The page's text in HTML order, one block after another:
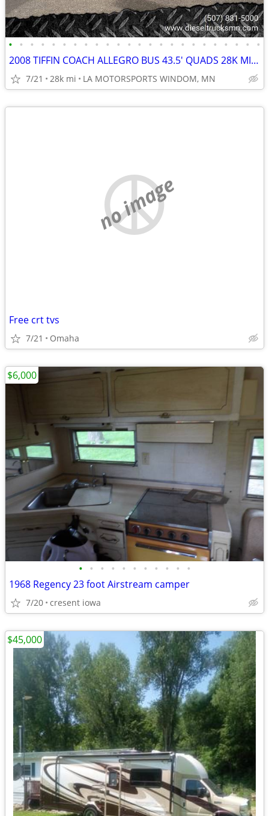
• • • • • • • • • • • • • • • • • • • • • • • •
2008 TIFFIN COACH ALLEGRO BUS 43.5' QUADS 28K MILES 8.9 CUMMINS 425HP
7/21 28k mi LA MOTORSPORTS WINDOM, MN
no image
Free crt tvs
7/21 Omaha
• • • • • • • • • • •
1968 Regency 23 foot Airstream camper
7/20 cresent iowa
$6,000
$45,000